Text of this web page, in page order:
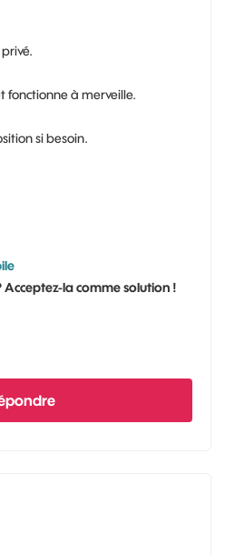
à merveille.
si besoin.
la comme solution !